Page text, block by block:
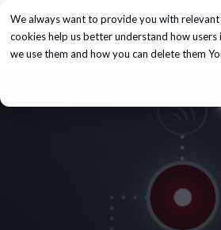
We always want to provide you with
cookies help us better understand how
we use them and how you can delete them